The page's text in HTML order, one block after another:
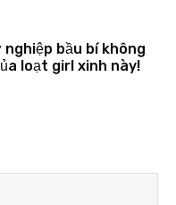
bầu bí không
loạt girl xinh này!